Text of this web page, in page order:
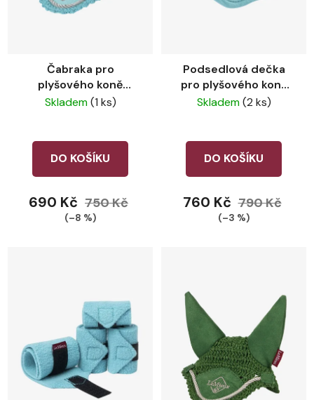
Čabraka pro
plyšového koně
LeMieux Hood Azure
Skladem(1 ks)
DO KOŠÍKU
690 Kč 750 Kč
(–8 %)
Podsedlová dečka
pro plyšového koně
LeMieux Azure
Skladem(2 ks)
DO KOŠÍKU
760 Kč 790 Kč
(–3 %)